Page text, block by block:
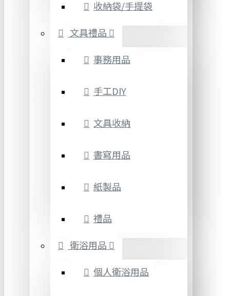
收納袋/手提袋
文具禮品
事務用品
手工DIY
文具收納
書寫用品
紙製品
禮品
衛浴用品
個人衛浴用品